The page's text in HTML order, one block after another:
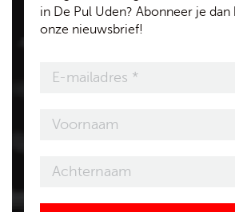
in De Pul Uden? Abonneer je
onze nieuwsbrief!